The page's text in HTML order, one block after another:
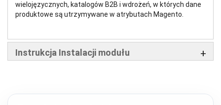
wielojęzycznych, katalogów B2B i wdrożeń, w których dane
produktowe są utrzymywane w atrybutach Magento.
Instrukcja Instalacji modułu